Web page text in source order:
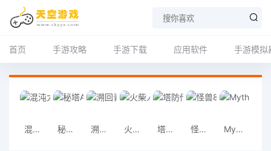
首页 手游攻略 手游下载 应用软件 手游模拟
混沌大学App 秘塔AI 溯回青空 火柴人超级格斗 塔防传奇3未来战争 怪兽8号手游 Mythic Heroes